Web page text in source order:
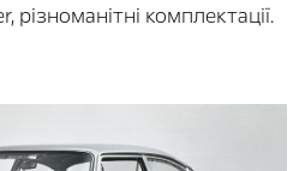
різноманітні комплектації.